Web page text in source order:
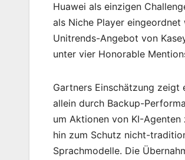
Huawei als einzigen
als Niche Player
Unitrends-Angebot von
unter vier Honorable
Gartners Einschätzung zeigt
allein durch Backup-
um Aktionen von KI-
hin zum Schutz nicht-
Sprachmodelle. Die